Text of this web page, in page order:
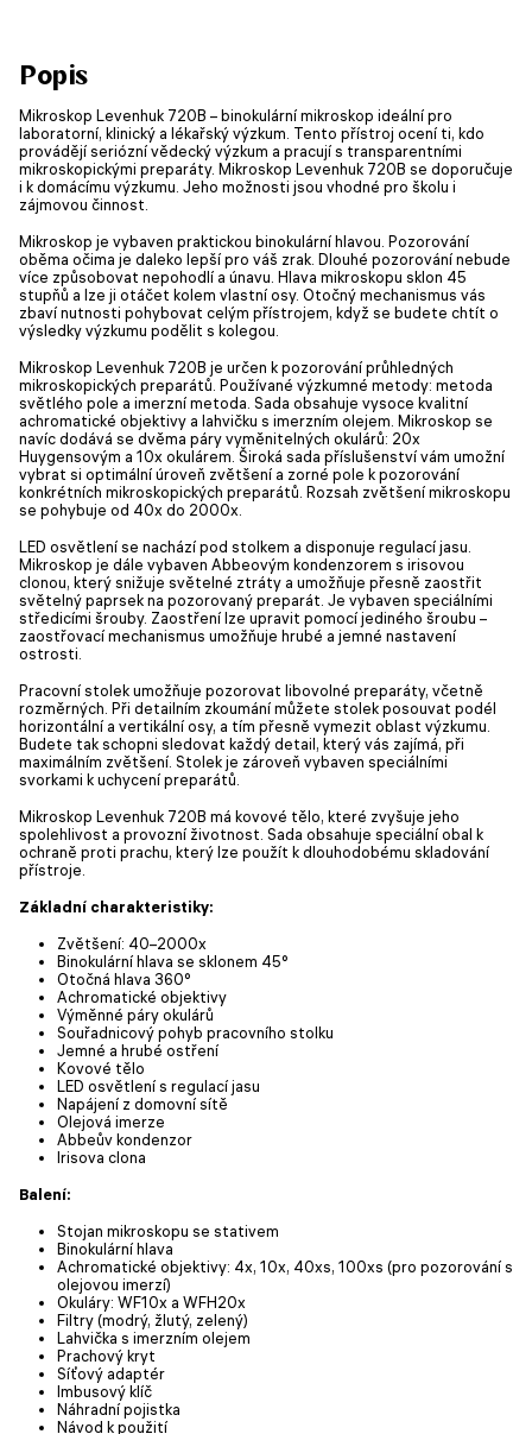
Popis
Mikroskop Levenhuk 720B – binokulární mikroskop ideální pro
laboratorní, klinický a lékařský výzkum. Tento přístroj ocení ti, kdo
provádějí seriózní vědecký výzkum a pracují s transparentními
mikroskopickými preparáty. Mikroskop Levenhuk 720B se doporučuje
i k domácímu výzkumu. Jeho možnosti jsou vhodné pro školu i
zájmovou činnost.
Mikroskop je vybaven praktickou binokulární hlavou. Pozorování
oběma očima je daleko lepší pro váš zrak. Dlouhé pozorování nebude
více způsobovat nepohodlí a únavu. Hlava mikroskopu sklon 45
stupňů a lze ji otáčet kolem vlastní osy. Otočný mechanismus vás
zbaví nutnosti pohybovat celým přístrojem, když se budete chtít o
výsledky výzkumu podělit s kolegou.
Mikroskop Levenhuk 720B je určen k pozorování průhledných
mikroskopických preparátů. Používané výzkumné metody: metoda
světlého pole a imerzní metoda. Sada obsahuje vysoce kvalitní
achromatické objektivy a lahvičku s imerzním olejem. Mikroskop se
navíc dodává se dvěma páry vyměnitelných okulárů: 20x
Huygensovým a 10x okulárem. Široká sada příslušenství vám umožní
vybrat si optimální úroveň zvětšení a zorné pole k pozorování
konkrétních mikroskopických preparátů. Rozsah zvětšení mikroskopu
se pohybuje od 40x do 2000x.
LED osvětlení se nachází pod stolkem a disponuje regulací jasu.
Mikroskop je dále vybaven Abbeovým kondenzorem s irisovou
clonou, který snižuje světelné ztráty a umožňuje přesně zaostřit
světelný paprsek na pozorovaný preparát. Je vybaven speciálními
středicími šrouby. Zaostření lze upravit pomocí jediného šroubu –
zaostřovací mechanismus umožňuje hrubé a jemné nastavení
ostrosti.
Pracovní stolek umožňuje pozorovat libovolné preparáty, včetně
rozměrných. Při detailním zkoumání můžete stolek posouvat podél
horizontální a vertikální osy, a tím přesně vymezit oblast výzkumu.
Budete tak schopni sledovat každý detail, který vás zajímá, při
maximálním zvětšení. Stolek je zároveň vybaven speciálními
svorkami k uchycení preparátů.
Mikroskop Levenhuk 720B má kovové tělo, které zvyšuje jeho
spolehlivost a provozní životnost. Sada obsahuje speciální obal k
ochraně proti prachu, který lze použít k dlouhodobému skladování
přístroje.
Základní charakteristiky:
Zvětšení: 40–2000x
Binokulární hlava se sklonem 45°
Otočná hlava 360°
Achromatické objektivy
Výměnné páry okulárů
Souřadnicový pohyb pracovního stolku
Jemné a hrubé ostření
Kovové tělo
LED osvětlení s regulací jasu
Napájení z domovní sítě
Olejová imerze
Abbeův kondenzor
Irisova clona
Balení:
Stojan mikroskopu se stativem
Binokulární hlava
Achromatické objektivy: 4x, 10x, 40xs, 100xs (pro pozorování s
olejovou imerzí)
Okuláry: WF10x a WFH20x
Filtry (modrý, žlutý, zelený)
Lahvička s imerzním olejem
Prachový kryt
Síťový adaptér
Imbusový klíč
Náhradní pojistka
Návod k použití